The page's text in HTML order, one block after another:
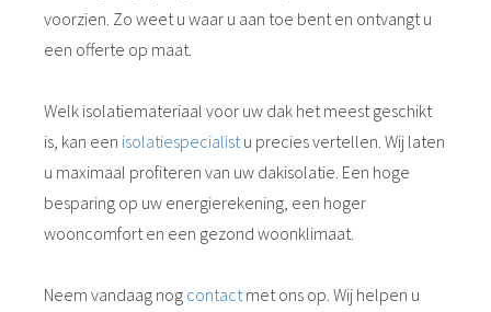
voorzien. Zo weet u waar u aan toe bent en ontvangt u
een offerte op maat.
Welk isolatiemateriaal voor uw dak het meest geschikt
is, kan een isolatiespecialist u precies vertellen. Wij laten
u maximaal profiteren van uw dakisolatie. Een hoge
besparing op uw energierekening, een hoger
wooncomfort en een gezond woonklimaat.
Neem vandaag nog contact met ons op. Wij helpen u